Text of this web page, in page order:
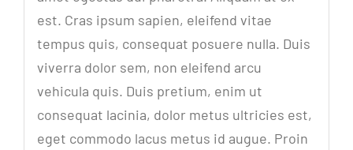
est. Cras ipsum sapien, eleifend vitae
tempus quis, consequat posuere nulla. Duis
viverra dolor sem, non eleifend arcu
vehicula quis. Duis pretium, enim ut
consequat lacinia, dolor metus ultricies est,
eget commodo lacus metus id augue. Proin